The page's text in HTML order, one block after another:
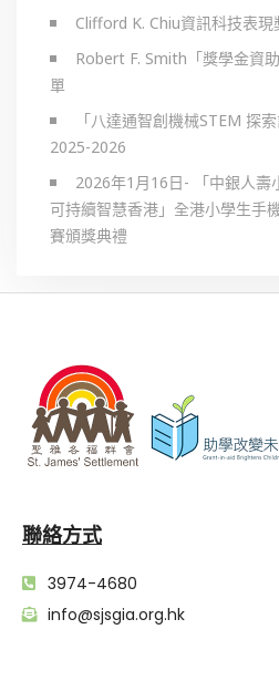
Clifford K. Chiu資訊科技表
Robert F. Smith「獎學金資
單
「八達通智創機械STEM 探
2025-2026
2026年1月16日- 「中銀人壽
可持續智慧香港」全港小學生手
賽頒獎典禮
聯絡方式
3974-4680
info@sjsgia.org.hk